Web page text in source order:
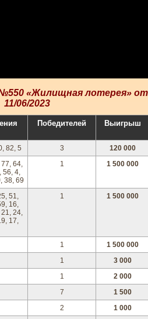
«Жилищная лотерея» от
11/06/2023
Победителей Выигрыш
82, 5 3
120 000
64,
56, 4,
38, 69
1 1 500 000
51,
16,
24,
17,
1 1 500 000
1
1 500 000
1
3 000
1
2 000
7
1 500
2
1 000